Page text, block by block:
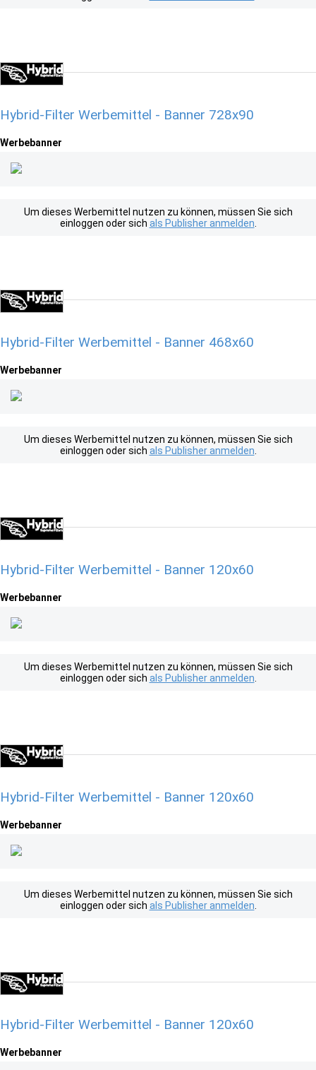
Hybrid-Filter Werbemittel - Banner 728x90
Werbebanner
Um dieses Werbemittel nutzen zu können, müssen Sie sich
einloggen oder sich als Publisher anmelden
Hybrid-Filter Werbemittel - Banner 468x60
Werbebanner
Um dieses Werbemittel nutzen zu können, müssen Sie sich
einloggen oder sich als Publisher anmelden
Hybrid-Filter Werbemittel - Banner 120x60
Werbebanner
Um dieses Werbemittel nutzen zu können, müssen Sie sich
einloggen oder sich als Publisher anmelden
Hybrid-Filter Werbemittel - Banner 120x60
Werbebanner
Um dieses Werbemittel nutzen zu können, müssen Sie sich
einloggen oder sich als Publisher anmelden
Hybrid-Filter Werbemittel - Banner 120x60
Werbebanner